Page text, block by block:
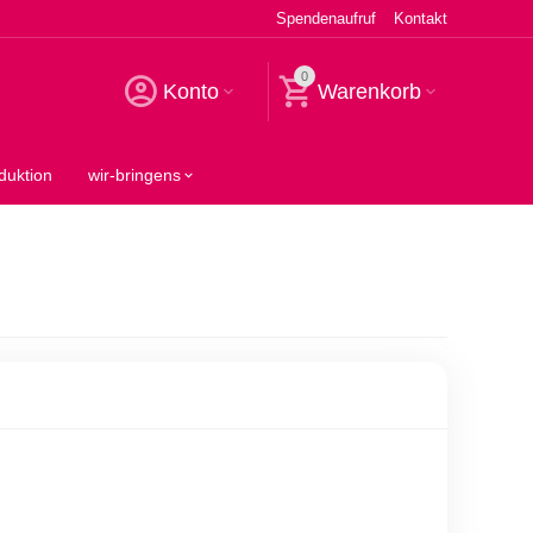
Spendenaufruf Kontakt
Konto
0
Warenkorb
wir-bringens